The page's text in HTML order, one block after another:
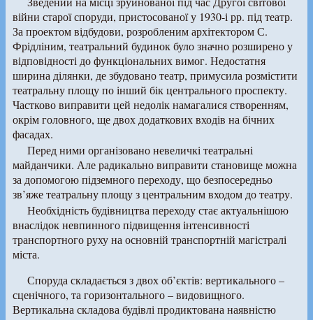
війни старої споруди, пристосованої у 1930-і рр. під театр.
За проектом відбудови, розробленим архітектором С.
Фрідліним, театральний будинок було значно розширено у
відповідності до функціональних вимог. Недостатня
ширина ділянки, де збудовано театр, примусила розмістити
театральну площу по інший бік центрального проспекту.
Частково виправити цей недолік намагалися створенням,
окрім головного, ще двох додаткових входів на бічних
фасадах.
Перед ними організовано невеличкі театральні
майданчики. Але радикально виправити становище можна
за допомогою підземного переходу, що безпосередньо
зв’яже театральну площу з центральним входом до театру.
Необхідність будівництва переходу стає актуальнішою
внаслідок невпинного підвищення інтенсивності
транспортного руху на основній транспортній магістралі
міста.
Споруда складається з двох об’єктів: вертикального –
сценічного, та горизонтального – видовищного.
Вертикальна складова будівлі продиктована наявністю